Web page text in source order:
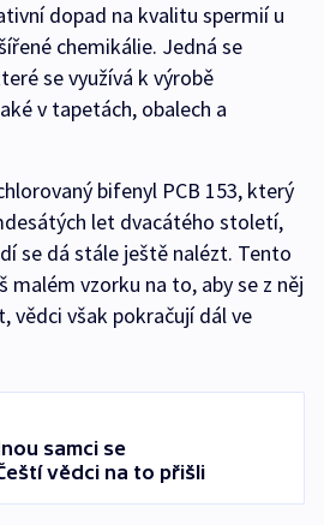
dopad na kvalitu spermií u
chemikálie. Jedná se
se využívá k výrobě
v tapetách, obalech a
bifenyl PCB 153, který
let dvacátého století,
se dá stále ještě nalézt. Tento
malém vzorku na to, aby se z něj
vědci však pokračují dál ve
samci se
vědci na to přišli